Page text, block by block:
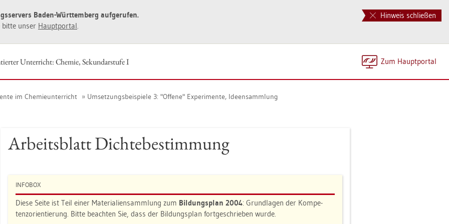
Hinweis schließen
Baden-Würt­tem­berg auf­ge­ru­fen.
bitte unser Haupt­por­tal.
Zum Haupt­por­tal
Un­ter­richt: Che­mie, Se­kun­dar­stu­fe I
im Che­mie­un­ter­richt
Um­set­zungs­bei­spie­le 3: "Of­fe­ne" Ex­pe­ri­men­te, Ide­en­samm­lung
Ar­beits­blatt Dich­te­be­stim­mung
IN­FO­BOX
Diese Seite ist Teil einer Ma­te­ria­li­en­samm­lung zum Bil­dungs­plan 2004: Grund­la­gen der Kom­pe­
tenz­ori­en­tie­rung. Bitte be­ach­ten Sie, dass der Bil­dungs­plan fort­ge­schrie­ben wurde.